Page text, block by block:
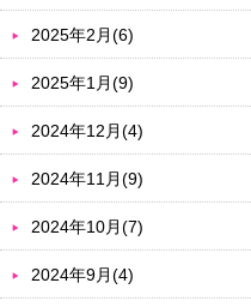
2025年2月(6)
2025年1月(9)
2024年12月(4)
2024年11月(9)
2024年10月(7)
2024年9月(4)